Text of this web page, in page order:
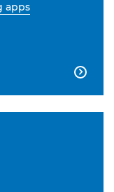
apps
